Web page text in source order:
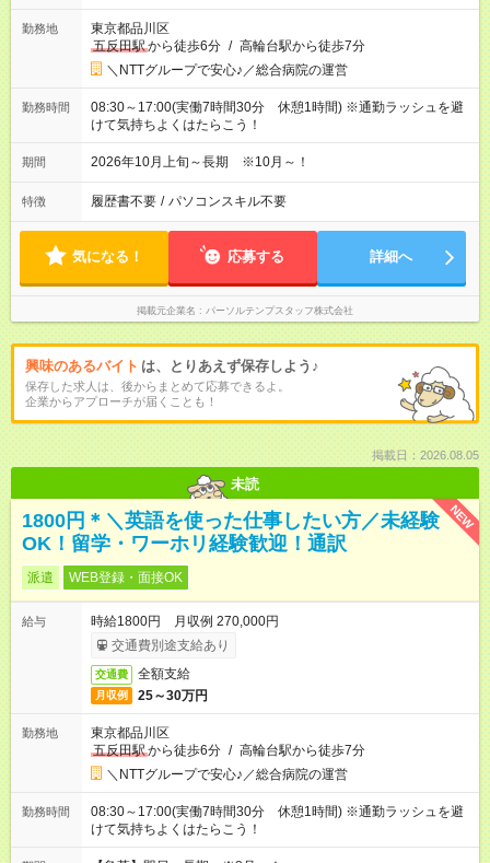
勤務地
東京都品川区
五反田駅から徒歩6分 / 高輪台駅から徒歩7分
＼NTTグループで安心♪／総合病院の運営
勤務時間
08:30～17:00(実働7時間30分 休憩1時間) ※通勤ラッシュを避
けて気持ちよくはたらこう！
期間 2026年10月上旬～長期 ※10月～！
特徴 履歴書不要 / パソコンスキル不要
気になる！ 応募する 詳細へ
掲載元企業名 パーソルテンプスタッフ株式会社
興味のあるバイト は、とりあえず保存しよう♪
保存した求人は、後からまとめて応募できるよ。
企業からアプローチが届くことも！
掲載日：2026.08.05
未読
NEW
1800円＊＼英語を使った仕事したい方／未経験
OK！留学・ワーホリ経験歓迎！通訳
派遣 WEB登録・面接OK
給与
時給1800円 月収例 270,000円
交通費別途支給あり
交通費 全額支給
月収例 25～30万円
勤務地
東京都品川区
五反田駅から徒歩6分 / 高輪台駅から徒歩7分
＼NTTグループで安心♪／総合病院の運営
勤務時間
08:30～17:00(実働7時間30分 休憩1時間) ※通勤ラッシュを避
けて気持ちよくはたらこう！